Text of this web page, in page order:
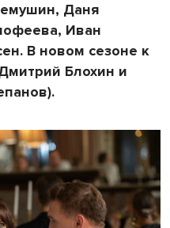
Даня
Иван
В новом сезоне к
Блохин и